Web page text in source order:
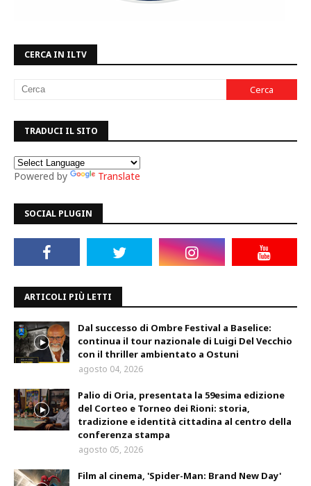
CERCA IN ILTV
TRADUCI IL SITO
Powered by Translate
SOCIAL PLUGIN
ARTICOLI PIÙ LETTI
Dal successo di Ombre Festival a Baselice:
continua il tour nazionale di Luigi Del Vecchio
con il thriller ambientato a Ostuni
agosto 04, 2026
Palio di Oria, presentata la 59esima edizione
del Corteo e Torneo dei Rioni: storia,
tradizione e identità cittadina al centro della
conferenza stampa
agosto 05, 2026
Film al cinema, 'Spider-Man: Brand New Day'